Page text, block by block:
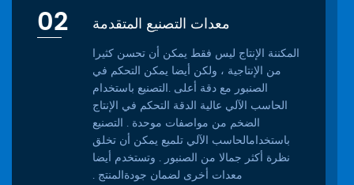
02 معدات التصنيع المتقدمة
المكننة الإنتاج ليس فقط يمكن أن تحسن كثيرا
من الإنتاجية ، ولكن أيضا يمكن التحكم في
الصنبور مع دقة أعلى .التصنيع باستخدام
الحاسب الآلي عالية الدقة التحكم في الإنتاج
الضخم من مواصفات موحدة . التصنيع
باستخدامالحاسب الآلي تلميع يمكن أن تخلق
نظرة أكثر جمالا من الصنبور . وتستخدم أيضا
معدات أخرى لضمان جودةالمنتج .